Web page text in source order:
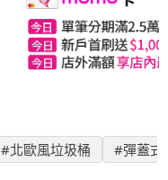
#北歐風垃圾桶 #彈蓋式